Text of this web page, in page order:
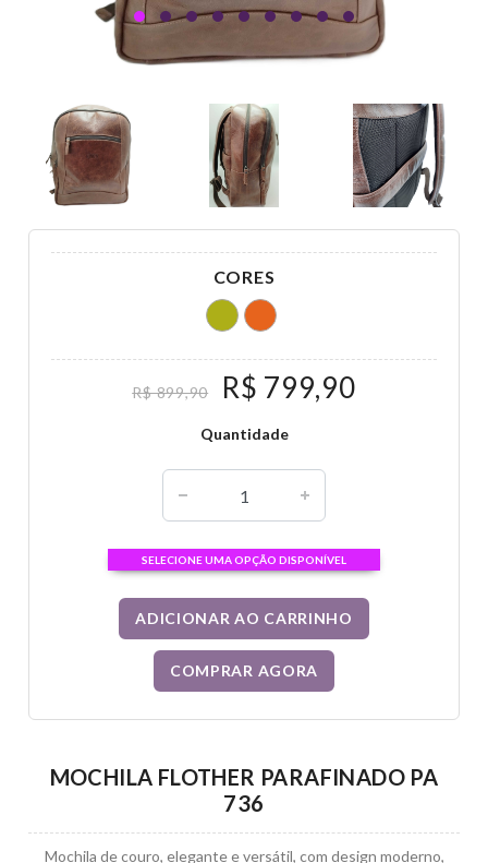
CORES
R$ 899,90 R$ 799,90
Quantidade
SELECIONE UMA OPÇÃO DISPONÍVEL
ADICIONAR AO CARRINHO
COMPRAR AGORA
MOCHILA FLOTHER PARAFINADO PA
736
Mochila de couro, elegante e versátil, com design moderno,